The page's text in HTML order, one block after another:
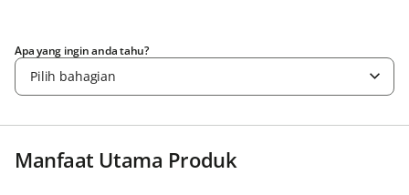
Apa yang ingin anda tahu?
Pilih bahagian
Manfaat Utama Produk